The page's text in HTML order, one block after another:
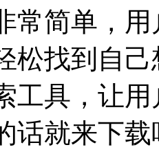
常简单，
松找到自
工具，让
话就来下载